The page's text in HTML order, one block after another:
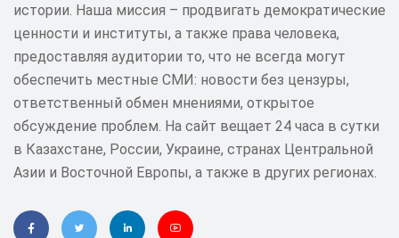
истории. Наша миссия – продвигать демократические
ценности и институты, а также права человека,
предоставляя аудитории то, что не всегда могут
обеспечить местные СМИ: новости без цензуры,
ответственный обмен мнениями, открытое
обсуждение проблем. На сайт вещает 24 часа в сутки
в Казахстане, России, Украине, странах Центральной
Азии и Восточной Европы, а также в других регионах.